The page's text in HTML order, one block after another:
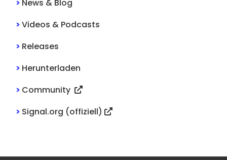
> News & Blog
>Videos & Podcasts
> Releases
> Herunterladen
> Community
> Signal.org (offiziell)